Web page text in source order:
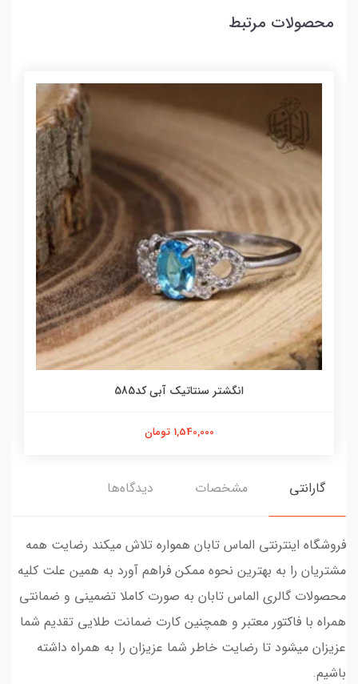
محصولات مرتبط
انگشتر سنتاتیک آبی کد585
1,540,000 تومان
گارانتی مشخصات دیدگاه‌ها
فروشگاه اینترنتی الماس تابان همواره تلاش میکند رضایت همه
مشتریان را به بهترین نحوه ممکن فراهم آورد به همین علت کلیه
محصولات گالری الماس تابان به صورت کاملا تضمینی و ضمانتی
همراه با فاکتور معتبر و همچنین کارت ضمانت طلایی تقدیم شما
عزیزان میشود تا رضایت خاطر شما عزیزان را به همراه داشته
باشیم.